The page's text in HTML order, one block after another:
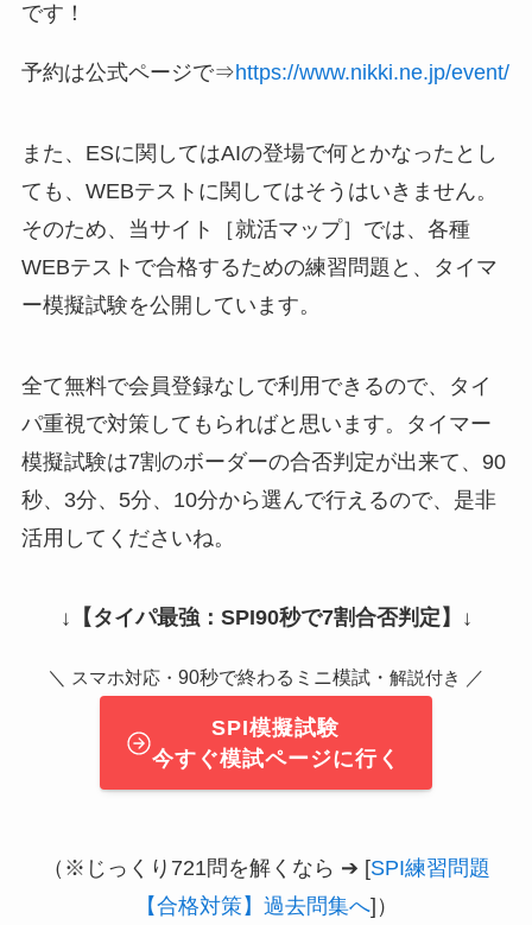
です！
予約は公式ページで⇒https://www.nikki.ne.jp/event/
また、ESに関してはAIの登場で何とかなったとし
ても、WEBテストに関してはそうはいきません。
そのため、当サイト［就活マップ］では、各種
WEBテストで合格するための練習問題と、タイマ
ー模擬試験を公開しています。
全て無料で会員登録なしで利用できるので、タイ
パ重視で対策してもらればと思います。タイマー
模擬試験は7割のボーダーの合否判定が出来て、90
秒、3分、5分、10分から選んで行えるので、是非
活用してくださいね。
↓ 【タイパ最強：SPI90秒で7割合否判定】 ↓
＼ スマホ対応・ 90秒で終わるミニ模試・ 解説付き ／
SPI模擬試験
今すぐ模試ページに行く
（※じっくり721問を解くなら ➔ [SPI練習問題
【合格対策】過去問集へ]）